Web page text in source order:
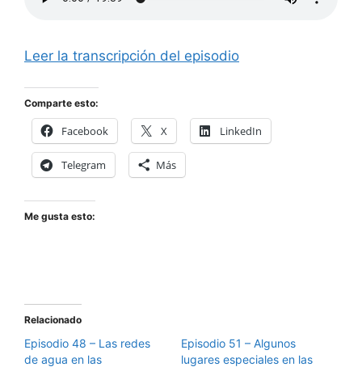
Leer la transcripción del episodio
Comparte esto:
Facebook X LinkedIn
Telegram Más
Me gusta esto:
Relacionado
Episodio 48 – Las redes
de agua en las
Episodio 51 – Algunos
lugares especiales en las